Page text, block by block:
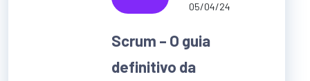
05/04/24
Scrum – O guia
definitivo da